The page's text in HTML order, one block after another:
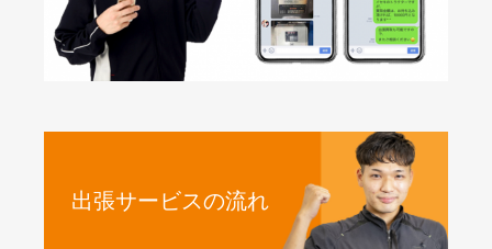
出張サービスの流れ